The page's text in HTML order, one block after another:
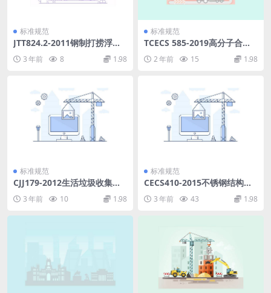
标准规范
JTT824.2-2011钢制打捞浮筒
第2部分：保养与维修.pdf
3 年前 8 1.98
标准规范
TCECS 585-2019高分子合金
2 年前 15 1.98
标准规范
CJJ179-2012生活垃圾收集站
3 年前 10 1.98
标准规范
CECS410-2015不锈钢结构技
3 年前 43 1.98